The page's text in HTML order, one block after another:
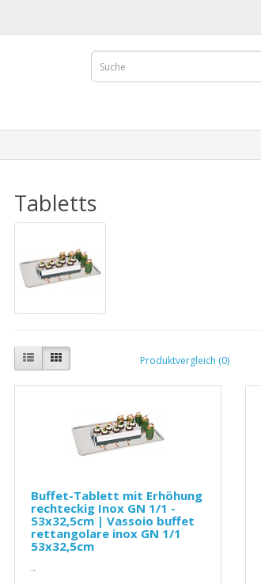
Tabletts
Produktvergleich (0)
Buffet-Tablett mit Erhöhung
rechteckig Inox GN 1/1 -
53x32,5cm | Vassoio buffet
rettangolare inox GN 1/1
53x32,5cm
..